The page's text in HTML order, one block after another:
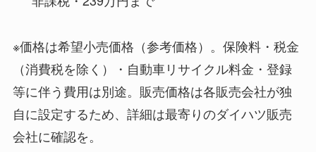
※価格は希望小売価格（参考価格）。保険料・税金
（消費税を除く）・自動車リサイクル料金・登録
等に伴う費用は別途。販売価格は各販売会社が独
自に設定するため、詳細は最寄りのダイハツ販売
会社に確認を。